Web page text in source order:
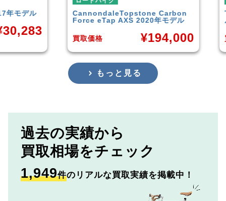
デル CannondaleTopstone Carbon
Force eTap AXS 2020年モデル
買取価格 194,000 買取
もっと見る
過去の実績から
買取相場をチェック
1,949件のリアルな買取実績を掲載中！